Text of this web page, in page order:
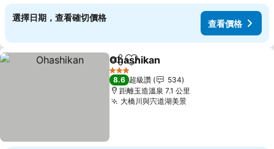
選擇日期，查看確切價格
查看價格
分享 加入我的最愛
Ohashikan
3 星級
8.6 超級讚
534
距離玉造溫泉 7.1 公里
大橋川與宍道湖美景